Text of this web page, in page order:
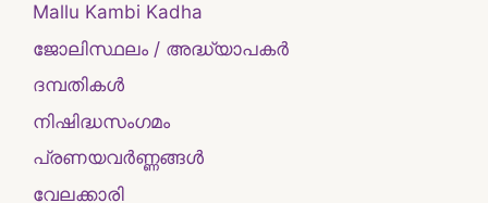
Mallu Kambi Kadha
ജോലിസ്ഥലം / അദ്ധ്യാപകർ
ദമ്പതികള്‍
നിഷിദ്ധസംഗമം
പ്രണയവർണ്ണങ്ങൾ
വേലക്കാരി